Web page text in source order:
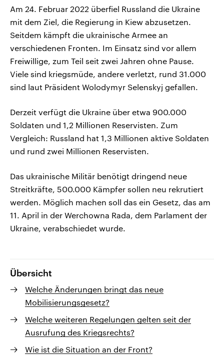
Am 24. Februar 2022 überfiel Russland die Ukraine
mit dem Ziel, die Regierung in Kiew abzusetzen.
Seitdem kämpft die ukrainische Armee an
verschiedenen Fronten. Im Einsatz sind vor allem
Freiwillige, zum Teil seit zwei Jahren ohne Pause.
Viele sind kriegsmüde, andere verletzt, rund 31.000
sind laut Präsident Wolodymyr Selenskyj gefallen.
Derzeit verfügt die Ukraine über etwa 900.000
Soldaten und 1,2 Millionen Reservisten. Zum
Vergleich: Russland hat 1,3 Millionen aktive Soldaten
und rund zwei Millionen Reservisten.
Das ukrainische Militär benötigt dringend neue
Streitkräfte, 500.000 Kämpfer sollen neu rekrutiert
werden. Möglich machen soll das ein Gesetz, das am
11. April in der Werchowna Rada, dem Parlament der
Ukraine, verabschiedet wurde.
Übersicht
Welche Änderungen bringt das neue
Mobilisierungsgesetz?
Welche weiteren Regelungen gelten seit der
Ausrufung des Kriegsrechts?
Wie ist die Situation an der Front?